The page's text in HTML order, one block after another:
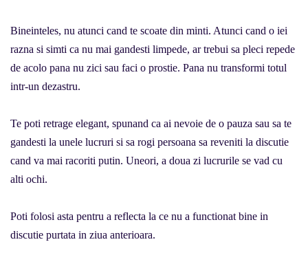
Bineinteles, nu atunci cand te scoate din minti. Atunci cand o iei
razna si simti ca nu mai gandesti limpede, ar trebui sa pleci repede
de acolo pana nu zici sau faci o prostie. Pana nu transformi totul
intr-un dezastru.
Te poti retrage elegant, spunand ca ai nevoie de o pauza sau sa te
gandesti la unele lucruri si sa rogi persoana sa reveniti la discutie
cand va mai racoriti putin. Uneori, a doua zi lucrurile se vad cu
alti ochi.
Poti folosi asta pentru a reflecta la ce nu a functionat bine in
discutie purtata in ziua anterioara.